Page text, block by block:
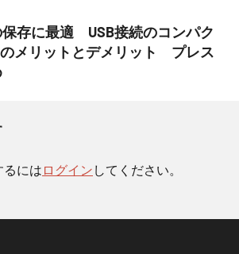
存に最適 USB接続のコンパク
のメリットとデメリット プレス
るには ログイン してください。